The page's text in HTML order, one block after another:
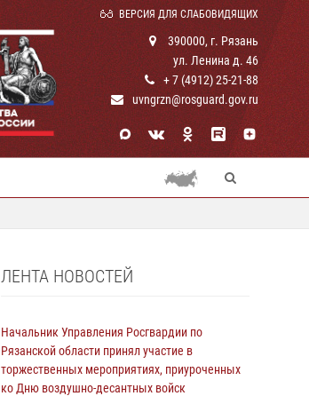
ВЕРСИЯ ДЛЯ СЛАБОВИДЯЩИХ
390000, г. Рязань
ул. Ленина д. 46
+ 7 (4912) 25-21-88
uvngrzn@rosguard.gov.ru
ЛЕНТА НОВОСТЕЙ
Начальник Управления Росгвардии по
Рязанской области принял участие в
торжественных мероприятиях, приуроченных
ко Дню воздушно-десантных войск